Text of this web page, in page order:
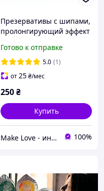
Презервативы с шипами,
пролонгирующий эффект
удовольствия и защиты
Готово к отправке
5.0 (1)
от25₴/мес
250₴
Купить
Make Love - интим бутик 100%